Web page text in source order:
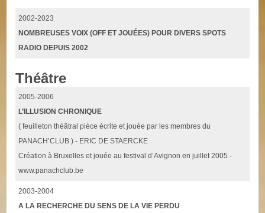
2002-2023
NOMBREUSES VOIX (OFF ET JOUÉES) POUR DIVERS SPOTS
RADIO DEPUIS 2002
Théâtre
2005-2006
L’ILLUSION CHRONIQUE
( feuilleton théâtral pièce écrite et jouée par les membres du
PANACH’CLUB ) - ERIC DE STAERCKE
Création à Bruxelles et jouée au festival d’Avignon en juillet 2005 -
www.panachclub.be
2003-2004
A LA RECHERCHE DU SENS DE LA VIE PERDU